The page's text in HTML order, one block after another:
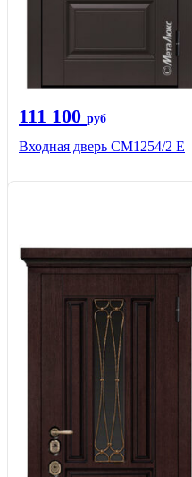
111 100 руб
Входная дверь СМ1254/2 E